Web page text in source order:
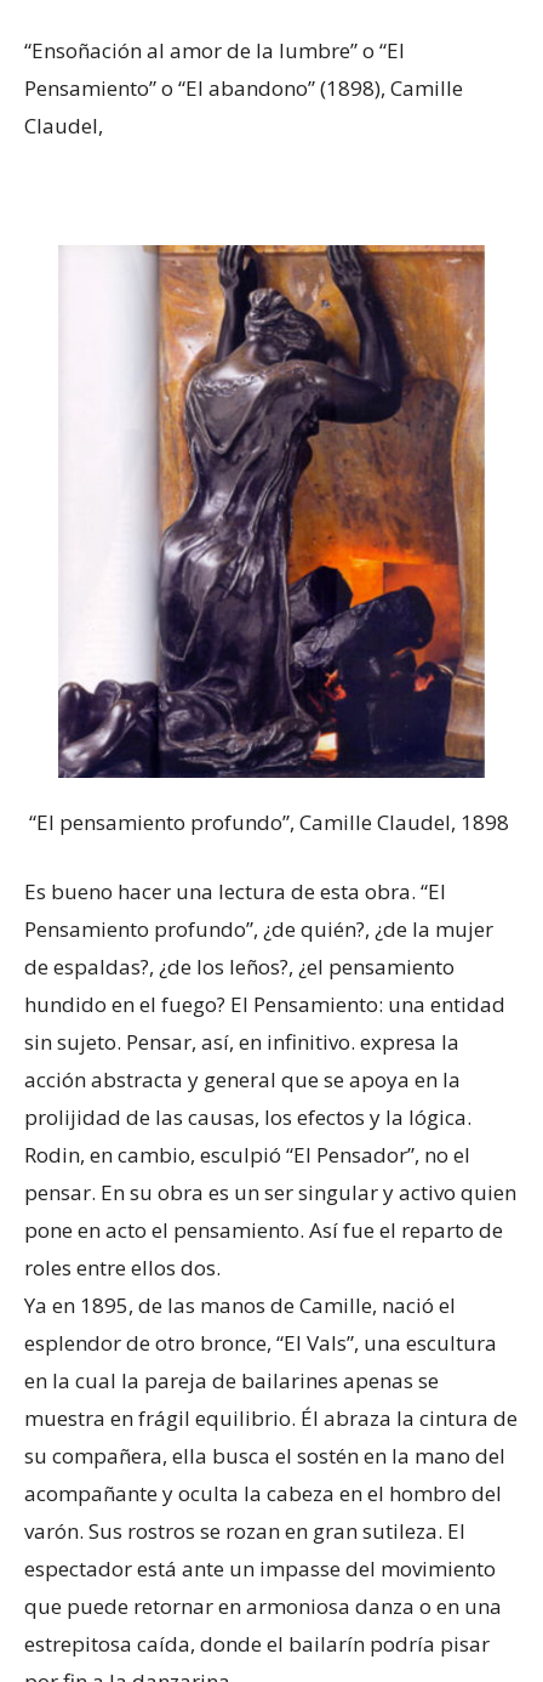
“Ensoñación al amor de la lumbre” o “El
Pensamiento” o “El abandono” (1898), Camille
Claudel,
“El pensamiento profundo”, Camille Claudel, 1898
Es bueno hacer una lectura de esta obra. “El
Pensamiento profundo”, ¿de quién?, ¿de la mujer
de espaldas?, ¿de los leños?, ¿el pensamiento
hundido en el fuego? El Pensamiento: una entidad
sin sujeto. Pensar, así, en infinitivo. expresa la
acción abstracta y general que se apoya en la
prolijidad de las causas, los efectos y la lógica.
Rodin, en cambio, esculpió “El Pensador”, no el
pensar. En su obra es un ser singular y activo quien
pone en acto el pensamiento. Así fue el reparto de
roles entre ellos dos.
Ya en 1895, de las manos de Camille, nació el
esplendor de otro bronce, “El Vals”, una escultura
en la cual la pareja de bailarines apenas se
muestra en frágil equilibrio. Él abraza la cintura de
su compañera, ella busca el sostén en la mano del
acompañante y oculta la cabeza en el hombro del
varón. Sus rostros se rozan en gran sutileza. El
espectador está ante un impasse del movimiento
que puede retornar en armoniosa danza o en una
estrepitosa caída, donde el bailarín podría pisar